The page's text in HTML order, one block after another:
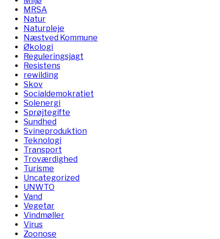
MRSA
Natur
Naturpleje
Næstved Kommune
Økologi
Reguleringsjagt
Resistens
rewilding
Skov
Socialdemokratiet
Solenergi
Sprøjtegifte
Sundhed
Svineproduktion
Teknologi
Transport
Troværdighed
Turisme
Uncategorized
UNWTO
Vand
Vegetar
Vindmøller
Virus
Zoonose